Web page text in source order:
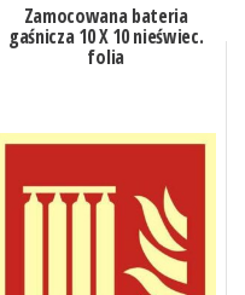
Zamocowana bateria
gaśnicza 10 X 10 nieświec.
folia